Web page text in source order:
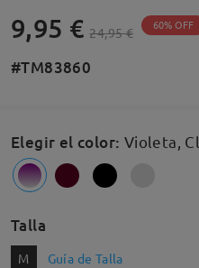
9,95 € 24,95 € 60% OFF
#TM83860
Elegir el color: Violeta,
Talla
M Guía de Talla